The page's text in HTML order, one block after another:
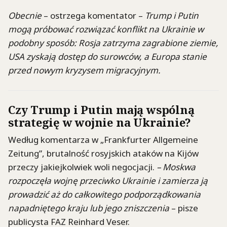
Obecnie– ostrzega komentator – Trump i Putin
mogą próbować rozwiązać konflikt na Ukrainie w
podobny sposób: Rosja zatrzyma zagrabione ziemie,
USA zyskają dostęp do surowców, a Europa stanie
przed nowym kryzysem migracyjnym.
Czy Trump i Putin mają wspólną
strategię w wojnie na Ukrainie?
Według komentarza w „Frankfurter Allgemeine
Zeitung”, brutalność rosyjskich ataków na Kijów
przeczy jakiejkolwiek woli negocjacji. – Moskwa
rozpoczęła wojnę przeciwko Ukrainie i zamierza ją
prowadzić aż do całkowitego podporządkowania
napadniętego kraju lub jego zniszczenia – pisze
publicysta FAZ Reinhard Veser.